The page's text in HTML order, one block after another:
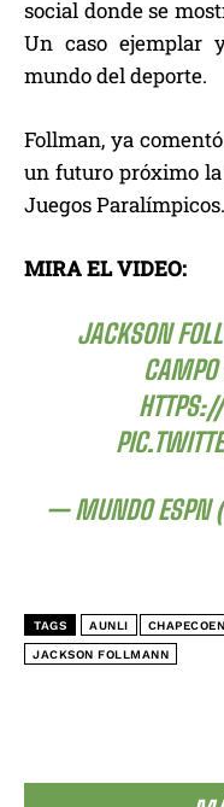
social donde se
Un caso ejemplar
mundo del deporte.
Follman, ya
un futuro próximo
Juegos Paralímpicos.
MIRA EL VIDEO:
JACKSON
CAMPO
— MUNDO ESPN
TAGS AUNLI
JACKSON FOLLMANN